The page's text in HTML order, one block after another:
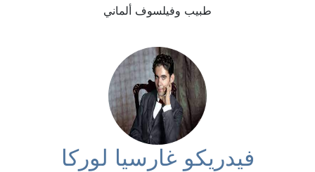
طبيب وفيلسوف ألماني
فيدريكو غارسيا لوركا